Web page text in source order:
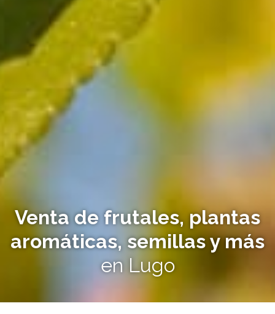
Venta de frutales, plantas
aromáticas, semillas y más
en Lugo